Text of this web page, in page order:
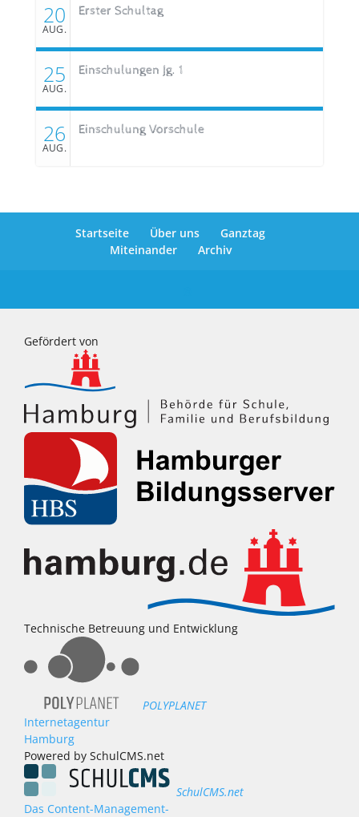
20
AUG.
Erster Schultag
25
AUG.
Einschulungen Jg. 1
26
AUG.
Einschulung Vorschule
Startseite Über uns
Ganztag
Miteinander
Archiv
Gefördert von
Technische Betreuung und Entwicklung
POLYPLANET
Internetagentur
Hamburg
Powered by SchulCMS.net
SchulCMS.net
Das Content-Management-